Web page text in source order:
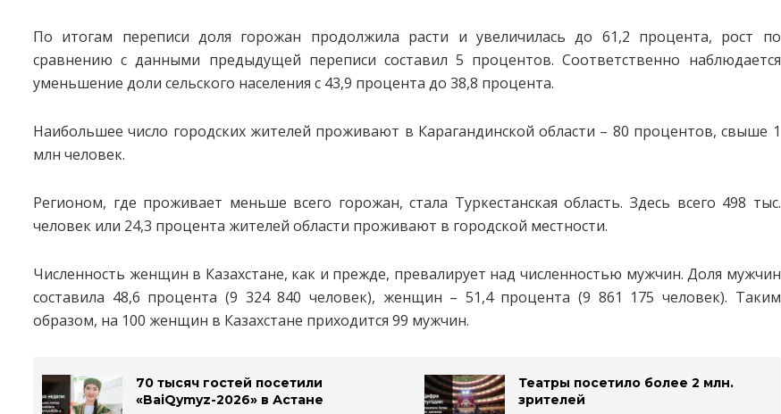
По итогам переписи доля горожан продолжила расти и увеличилась до 61,2 процента, рост по
сравнению с данными предыдущей переписи составил 5 процентов. Соответственно наблюдается
уменьшение доли сельского населения с 43,9 процента до 38,8 процента.
Наибольшее число городских жителей проживают в Карагандинской области – 80 процентов, свыше 1
млн человек.
Регионом, где проживает меньше всего горожан, стала Туркестанская область. Здесь всего 498 тыс.
человек или 24,3 процента жителей области проживают в городской местности.
Численность женщин в Казахстане, как и прежде, превалирует над численностью мужчин. Доля мужчин
составила 48,6 процента (9 324 840 человек), женщин – 51,4 процента (9 861 175 человек). Таким
образом, на 100 женщин в Казахстане приходится 99 мужчин.
70 тысяч гостей посетили
«BaiQymyz-2026» в Астане
Театры посетило более 2 млн.
зрителей